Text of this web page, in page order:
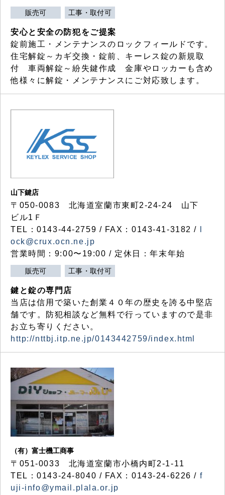
販売可 工事・取付可
安心と安全の防犯をご提案
錠前施工・メンテナンスのロックフィールドです。
住宅解錠～カギ交換・錠前、キーレス錠の新規取
付 車両解錠～紛失鍵作成 金庫やロッカーも含め
他様々に解錠・メンテナンスにご対応致します。
山下鍵店
〒050-0083 北海道室蘭市東町2-24-24 山下
ビル1Ｆ
TEL：0143-44-2759 / FAX：0143-41-3182 /
ock@crux.ocn.ne.jp
営業時間：9:00〜19:00 / 定休日：年末年始
販売可 工事・取付可
鍵と錠の専門店
当店は信用で築いた創業４０年の歴史を誇る中堅店
舗です。防犯相談など無料で行っていますので是非
お立ち寄りください。
http://nttbj.itp.ne.jp/0143442759/index.html
（有）富士機工商事
〒051-0033 北海道室蘭市小橋内町2-1-11
TEL：0143-24-8040 / FAX：0143-24-6226 / f
uji-info@ymail.plala.or.jp